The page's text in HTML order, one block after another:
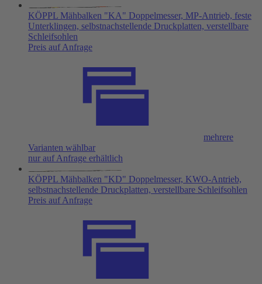
KÖPPL Mähbalken "KA" Doppelmesser, MP-Antrieb, feste
Unterklingen, selbstnachstellende Druckplatten, verstellbare
Schleifsohlen
Preis auf Anfrage
mehrere
Varianten wählbar
nur auf Anfrage erhältlich
KÖPPL Mähbalken "KD" Doppelmesser, KWO-Antrieb,
selbstnachstellende Druckplatten, verstellbare Schleifsohlen
Preis auf Anfrage